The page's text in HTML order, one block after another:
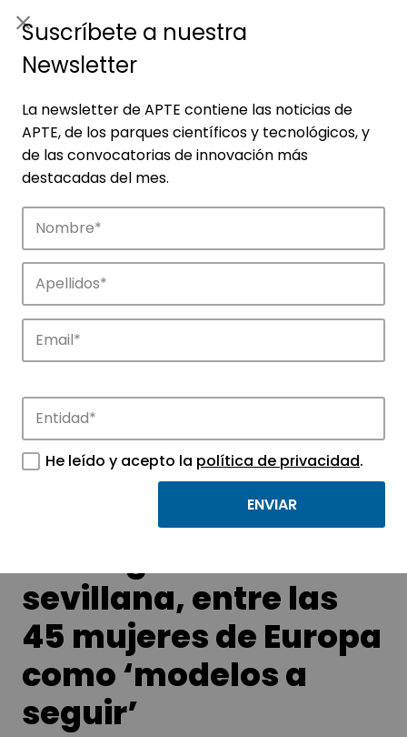
Noticias
Conoce las noticias más destacadas de
APTE y sus parques científicos y
tecnológicos.
sevillana, entre las
45 mujeres de Europa
como ‘modelos a
seguir’
Suscríbete a nuestra
Newsletter
La newsletter de APTE contiene las noticias de
APTE, de los parques científicos y tecnológicos, y
de las convocatorias de innovación más
destacadas del mes.
He leído y acepto la política de privacidad.